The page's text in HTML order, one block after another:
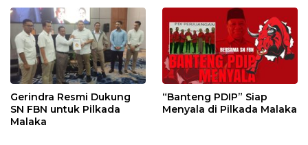
Gerindra Resmi Dukung
SN FBN untuk Pilkada
Malaka
“Banteng PDIP” Siap
Menyala di Pilkada Malaka